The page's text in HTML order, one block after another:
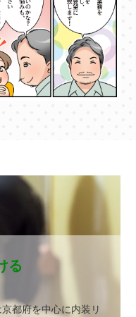
る
都府を中⼼に内装リ